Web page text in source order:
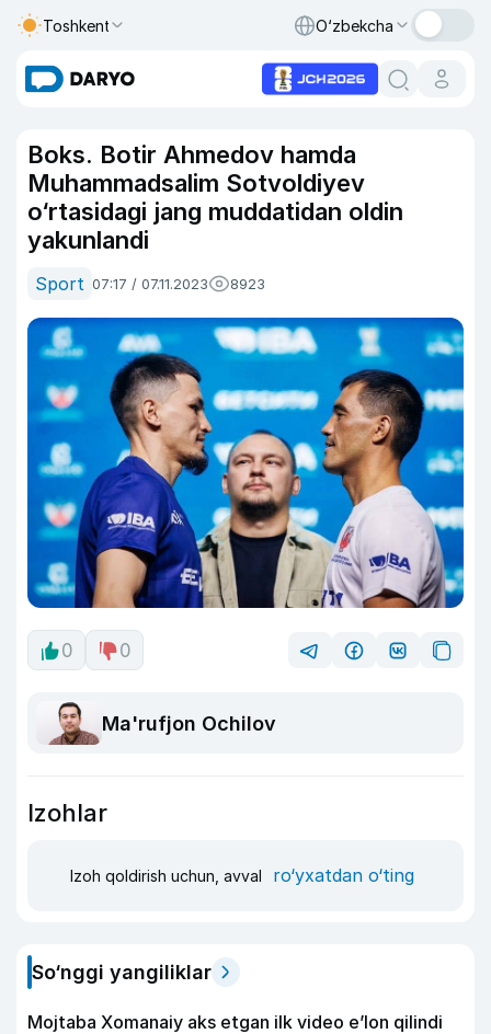
Toshkent O‘zbekcha
Boks. Botir Ahmedov hamda
Muhammadsalim Sotvoldiyev
o‘rtasidagi jang muddatidan oldin
yakunlandi
Sport 07:17 / 07.11.2023 8923
0 0
Ma'rufjon Ochilov
Izohlar
Izoh qoldirish uchun, avval ro‘yxatdan o‘ting
So‘nggi yangiliklar
Mojtaba Xomanaiy aks etgan ilk video e’lon qilindi